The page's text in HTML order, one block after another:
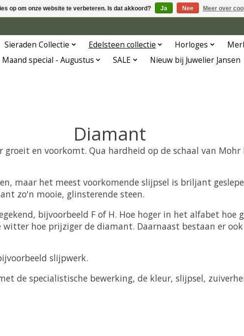
Sieraden Collectie Edelsteen collectie Horloges
Maand special - Augustus SALE Nieuw bij Juwelier Jansen
Diamant
en voorkomt. Qua hardheid op de schaal van
maar het meest voorkomende slijpsel is briljant
zo'n mooie, glinsterende steen.
bijvoorbeeld F of H. Hoe hoger in het alfabet
hoe prijziger de diamant. Daarnaast bestaan er
slijpwerk.
de specialistische bewerking, de kleur, slijpsel,
op om onze website te verbeteren. Is dat akkoord? Ja Nee Meer over